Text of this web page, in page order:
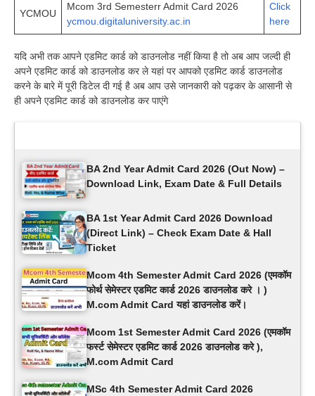
YCMOU
Mcom 3rd Semesterr Admit Card 2026
ycmou.digitaluniversity.ac.in
Click
here
यदि अभी तक आपने एडमिट कार्ड को डाउनलोड नहीं किया है तो अब आप जल्दी ही
अपने एडमिट कार्ड को डाउनलोड कर ले यहां पर आपको एडमिट कार्ड डाउनलोड
करने के बारे में पूरी डिटेल दी गई है अब आप उसे जानकारी को पढ़कर के आसानी से
ही अपने एडमिट कार्ड को डाउनलोड कर पाएंगे
BA 2nd Year Admit Card 2026 (Out Now) –
Download Link, Exam Date & Full Details
BA 1st Year Admit Card 2026 Download
(Direct Link) – Check Exam Date & Hall
Ticket
Mcom 4th Semester Admit Card 2026 (एमकॉम
फोर्थ सेमेस्टर एडमिट कार्ड 2026 डाउनलोड करे । )
M.com Admit Card यहां डाउनलोड करें।
Mcom 1st Semester Admit Card 2026 (एमकॉम
फर्स्ट सेमेस्टर एडमिट कार्ड 2026 डाउनलोड करे ),
M.com Admit Card
MSc 4th Semester Admit Card 2026